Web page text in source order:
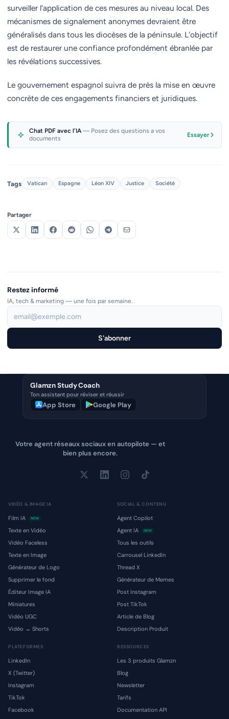
surveiller l'application de ces mesures au niveau local. Des
mécanismes de signalement anonymes devraient être
généralisés dans tous les diocèses de la péninsule. L'objectif
est de restaurer une confiance profondément ébranlée par
les révélations successives.
Le gouvernement espagnol suivra de près la mise en œuvre
concrète de ces engagements financiers et juridiques.
Chat PDF avec l'IA— Posez des questions a vos
documents
Essayer
Tags Vatican Espagne Léon XIV Justice Société
Partager
Restez informé
IA, tech & marketing — une fois par semaine.
S'abonner
Glamzn Study Coach
Ton assistant pour réviser et réussir
App Store Google Play
Votre agent réseaux sociaux en autopilote — et
bien plus encore.
VIDÉO & IMAGE IA
Film IA NEW
Texte en Vidéo
Vidéo Faceless
Texte en Image
Générateur de Logo
Supprimer le fond
Éditeur Image IA
Miniatures
Vidéo UGC
Vidéo → Shorts
SOCIAL & CONTENU
Agent Copilot
Agent IA
NEW
Tous les outils
Carrousel LinkedIn
Thread X
Générateur de Memes
Post Instagram
Post TikTok
Article de Blog
Description Produit
PLATEFORMES
LinkedIn
X (Twitter)
Instagram
TikTok
Facebook
RESSOURCES
Les 3 produits Glamzn
Blog
Newsletter
Tarifs
Documentation API